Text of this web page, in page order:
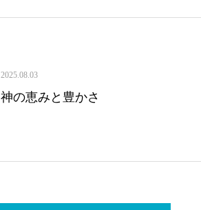
2025.08.03
神の恵みと豊かさ